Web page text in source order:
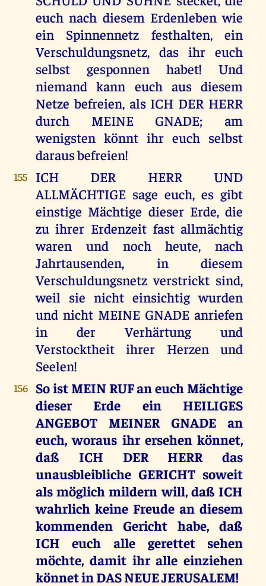
euch nach diesem Erdenleben wie
ein Spinnennetz festhalten, ein
Verschuldungsnetz, das ihr euch
selbst gesponnen habet! Und
niemand kann euch aus diesem
Netze befreien, als ICH DER HERR
durch MEINE GNADE; am
wenigsten könnt ihr euch selbst
daraus befreien!
155
ICH DER HERR UND
ALLMÄCHTIGE sage euch, es gibt
einstige Mächtige dieser Erde, die
zu ihrer Erdenzeit fast allmächtig
waren und noch heute, nach
Jahrtausenden, in diesem
Verschuldungsnetz verstrickt sind,
weil sie nicht einsichtig wurden
und nicht MEINE GNADE anriefen
in der Verhärtung und
Verstocktheit ihrer Herzen und
Seelen!
156
So ist MEIN RUF an euch Mächtige
dieser Erde ein HEILIGES
ANGEBOT MEINER GNADE an
euch, woraus ihr ersehen könnet,
daß ICH DER HERR das
unausbleibliche GERICHT soweit
als möglich mildern will, daß ICH
wahrlich keine Freude an diesem
kommenden Gericht habe, daß
ICH euch alle gerettet sehen
möchte, damit ihr alle einziehen
könnet in DAS NEUE JERUSALEM!